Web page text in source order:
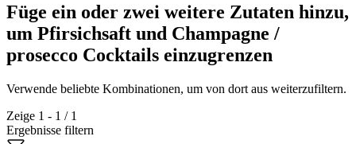
Füge ein oder zwei weitere Zutaten hinzu,
um Pfirsichsaft und Champagne /
prosecco Cocktails einzugrenzen
Verwende beliebte Kombinationen, um von dort aus weiterzufiltern.
Zeige 1 - 1 / 1
Ergebnisse filtern